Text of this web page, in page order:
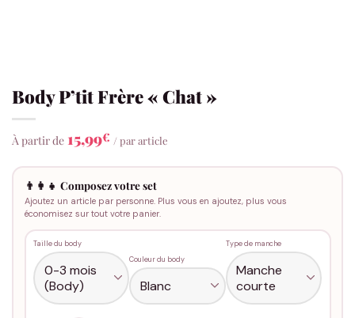
Body P’tit Frère « Chat »
À partir de 15,99€ / par article
👨‍👩‍👧 Composez votre set
Ajoutez un article par personne. Plus vous en ajoutez, plus vous
économisez sur tout votre panier.
Taille du body
Couleur du body
Type de manche